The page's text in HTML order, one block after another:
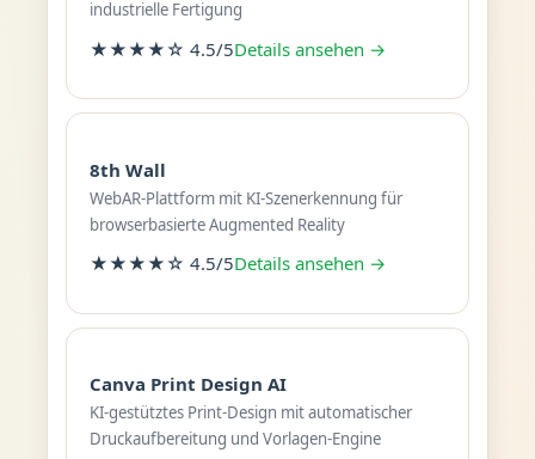
industrielle Fertigung
★★★★☆ 4.5/5Details ansehen →
8th Wall
WebAR-Plattform mit KI-Szenerkennung für
browserbasierte Augmented Reality
★★★★☆ 4.5/5Details ansehen →
Canva Print Design AI
KI-gestütztes Print-Design mit automatischer
Druckaufbereitung und Vorlagen-Engine